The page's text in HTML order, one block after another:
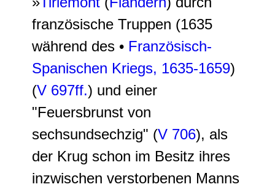
französische Truppen (1635
während des • Französisch-
Spanischen Kriegs, 1635-1659)
(V 697ff.) und einer
"Feuersbrunst von
sechsundsechzig" (V 706), als
der Krug schon im Besitz ihres
inzwischen verstorbenen Manns